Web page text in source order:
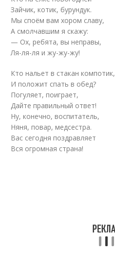
Зайчик, котик, бурундук.
Мы споём вам хором славу,
А смолчавшим я скажу:
— Ох, ребята, вы неправы,
Ля-ля-ля и жу-жу-жу!
Кто нальет в стакан компотик,
И положит спать в обед?
Погуляет, поиграет,
Дайте правильный ответ!
Ну, конечно, воспитатель,
Няня, повар, медсестра.
Вас сегодня поздравляет
Вся огромная страна!